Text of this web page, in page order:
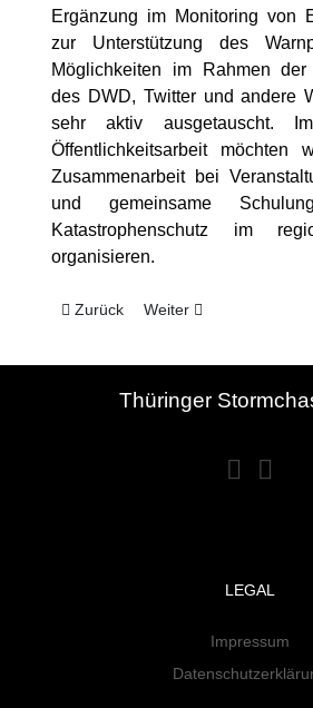
Ergänzung im Monitoring von
zur Unterstützung des
Möglichkeiten im Rahmen der
des DWD, Twitter und andere
sehr aktiv ausgetauscht.
Öffentlichkeitsarbeit möchten
Zusammenarbeit bei
und gemeinsame
Katastrophenschutz im
organisieren.
Vorheriger Beitrag: TSC CON 2024
Zurück Nächster Beitrag:
Weiter
Thüringer
LEGAL
Impressum